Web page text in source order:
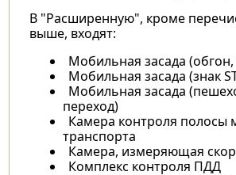
В "Расширенную", кроме
выше, входят:
Мобильная засада (обгон,
Мобильная засада (знак
Мобильная засада
переход)
Камера контроля полосы
транспорта
Камера, измеряющая
Комплекс контроля ПДД